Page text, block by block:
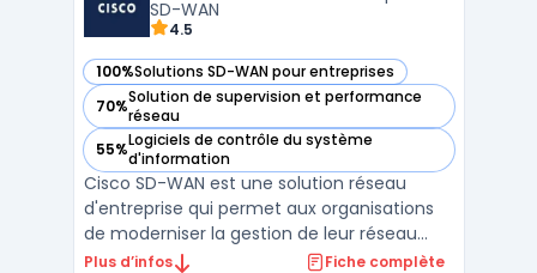
SD-WAN
4.5
100%Solutions SD-WAN pour entreprises
— voir Cisco SD-WAN dans cette catégorie
70%Solution de supervision et performance
réseau
— voir Cisco SD-WAN dans cette catégorie
55%Logiciels de contrôle du système
d'information
— voir Cisco SD-WAN dans cette catégorie
Cisco SD-WAN est une solution réseau
d'entreprise qui permet aux organisations
de moderniser la gestion de leur réseau
WAN tout en intégrant des options de
Plus d’infos Fiche complète